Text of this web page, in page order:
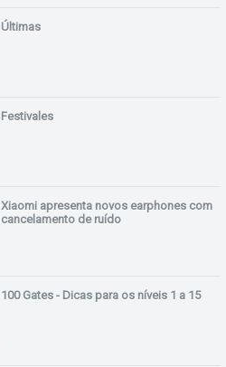
Últimas
Festivales
Xiaomi apresenta novos earphones com
cancelamento de ruído
100 Gates - Dicas para os níveis 1 a 15